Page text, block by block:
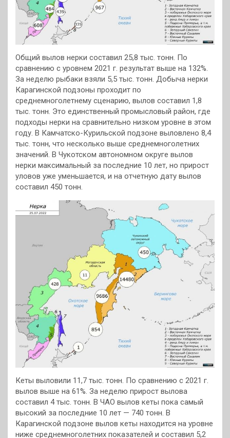
Общий вылов нерки составил 25,8 тыс. тонн. По
сравнению с уровнем 2021 г. результат выше на 132%.
За неделю рыбаки взяли 5,5 тыс. тонн. Добыча нерки
Карагинской подзоны проходит по
среднемноголетнему сценарию, вылов составил 1,8
тыс. тонн. Это единственный промысловый район, где
подходы нерки на сравнительно низком уровне в этом
году. В Камчатско-Курильской подзоне выловлено 8,4
тыс. тонн, что несколько выше среднемноголетних
значений. В Чукотском автономном округе вылов
нерки максимальный за последние 10 лет, но прирост
уловов уже уменьшается, и на отчетную дату вылов
составил 450 тонн.
Кеты выловили 11,7 тыс. тонн. По сравнению с 2021 г.
вылов выше на 61%. За неделю прирост вылова
составил 4 тыс. тонн. В ЧАО вылов кеты пока самый
высокий за последние 10 лет — 740 тонн. В
Карагинской подзоне вылов кеты находится на уровне
ниже среднемноголетних показателей и составил 5,2